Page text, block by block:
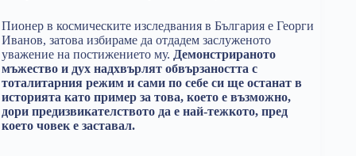
Пионер в космическите изследвания в България е Георги
Иванов, затова избираме да отдадем заслуженото
уважение на постижението му. Демонстрираното
мъжество и дух надхвърлят обвързаността с
тоталитарния режим и сами по себе си ще останат в
историята като пример за това, което е възможно,
дори предизвикателството да е най-тежкото, пред
което човек е заставал.